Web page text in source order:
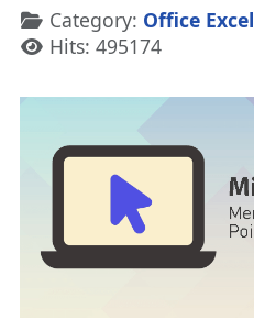
Details
Category: Office Excel
Hits: 495174